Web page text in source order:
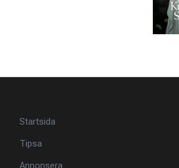
Startsida
Tipsa
Annonsera